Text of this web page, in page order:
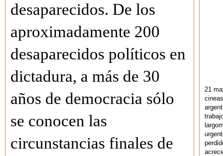
desaparecidos. De los
aproximadamente 200
desaparecidos políticos en
dictadura, a más de 30
años de democracia sólo
se conocen las
circunstancias finales de
21